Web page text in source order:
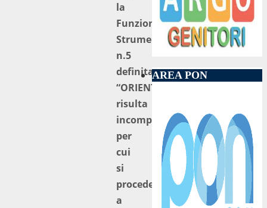
la
Funzione
Strumentale
n.5
definita
“ORIENTAMENTO”
risulta
incompleta
per
cui
si
procede
a
AREA PON